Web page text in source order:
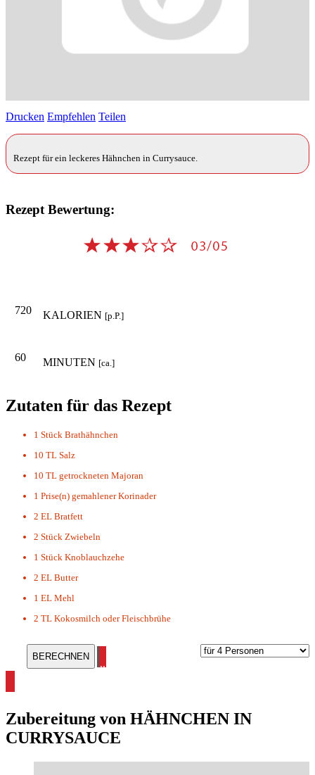
Drucken Empfehlen Teilen
Rezept für ein leckeres Hähnchen in Currysauce.
Rezept Bewertung:
720 KALORIEN [p.P.]
60 MINUTEN [ca.]
Zutaten für das Rezept
1 Stück Brathähnchen
10 TL Salz
10 TL getrockneten Majoran
1 Prise(n) gemahlener Korinader
2 EL Bratfett
2 Stück Zwiebeln
1 Stück Knoblauchzehe
2 EL Butter
1 EL Mehl
2 TL Kokosmilch oder Fleischbrühe
alle Hähnchen Rezepte ansehen
Zubereitung von HÄHNCHEN IN
CURRYSAUCE